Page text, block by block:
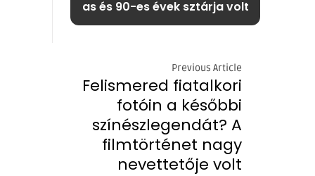
as és 90-es évek sztárja volt
Previous Article
Felismered fiatalkori
fotóin a későbbi
színészlegendát? A
filmtörténet nagy
nevettetője volt